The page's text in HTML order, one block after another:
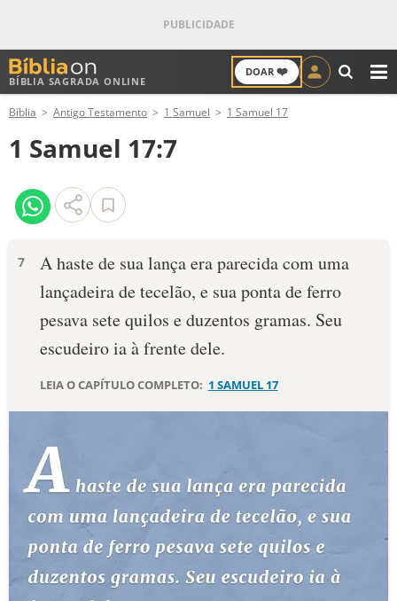
BÍBLIA SAGRADA ONLINE
DOAR ❤️
ANTIGO TESTAMENTO
NOVO TESTAMENTO
VERSÍCULOS
PALAVRA DO DIA
SALMO DO DIA
DEVOCIONAL DIÁRIO
ESTUDOS BÍBLICOS
ESBOÇOS DE PREGAÇÃO
TEMAS
Bíblia Antigo Testamento 1 Samuel 1 Samuel 17
1 Samuel 17:7
7
A haste de sua lança era parecida com uma
lançadeira de tecelão, e sua ponta de ferro
pesava sete quilos e duzentos gramas. Seu
escudeiro ia à frente dele.
LEIA O CAPÍTULO COMPLETO: 1 SAMUEL 17